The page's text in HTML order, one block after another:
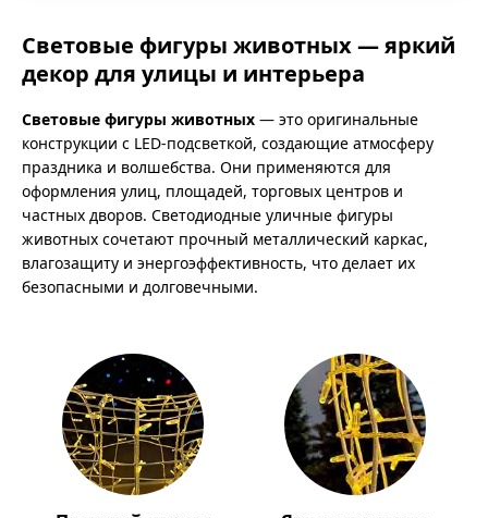
Световые фигуры животных — яркий
декор для улицы и интерьера
Световые фигуры животных — это оригинальные
конструкции с LED-подсветкой, создающие атмосферу
праздника и волшебства. Они применяются для
оформления улиц, площадей, торговых центров и
частных дворов. Светодиодные уличные фигуры
животных сочетают прочный металлический каркас,
влагозащиту и энергоэффективность, что делает их
безопасными и долговечными.